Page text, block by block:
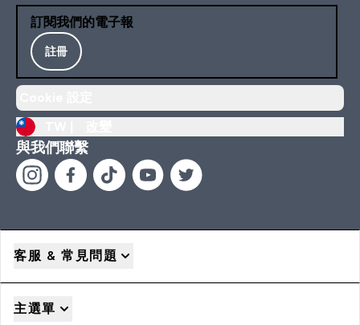
訂閱我們的電子報
註冊
與我們聯繫
客服 & 常見問題
主選單